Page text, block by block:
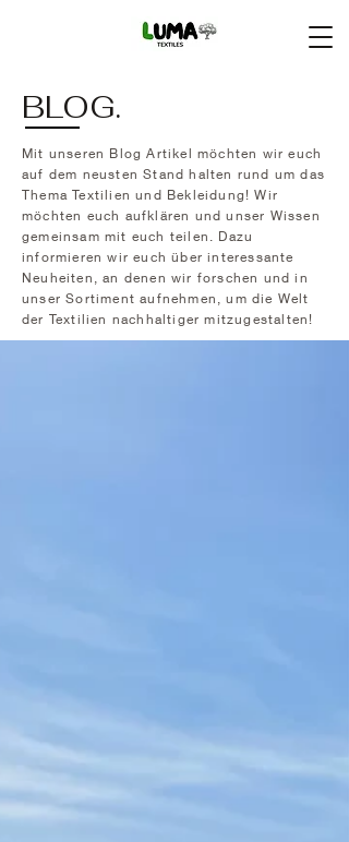
BLOG.
Mit unseren Blog Artikel möchten wir euch
auf dem neusten Stand halten rund um das
Thema Textilien und Bekleidung! Wir
möchten euch aufklären und unser Wissen
gemeinsam mit euch teilen. Dazu
informieren wir euch über interessante
Neuheiten, an denen wir forschen und in
unser Sortiment aufnehmen, um die Welt
der Textilien nachhaltiger mitzugestalten!